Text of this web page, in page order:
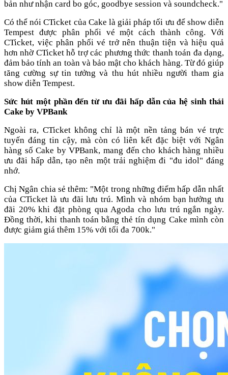
bản như nhận card bo góc, goodbye session và soundcheck."
Có thể nói CTicket của Cake là giải pháp tối ưu để show diễn
Tempest được phân phối vé một cách thành công. Với
CTicket, việc phân phối vé trở nên thuận tiện và hiệu quả
hơn nhờ CTicket hỗ trợ các phương thức thanh toán đa dạng,
đảm bảo tính an toàn và bảo mật cho khách hàng. Từ đó giúp
tăng cường sự tin tưởng và thu hút nhiều người tham gia
show diễn Tempest.
Sức hút một phần đến từ ưu đãi hấp dẫn của hệ sinh thái
Cake by VPBank
Ngoài ra, CTicket không chỉ là một nền tảng bán vé trực
tuyến đáng tin cậy, mà còn có liên kết đặc biệt với Ngân
hàng số Cake by VPBank, mang đến cho khách hàng nhiều
ưu đãi hấp dẫn, tạo nên một trải nghiệm đi "đu idol" đáng
nhớ.
Chị Ngân chia sẻ thêm: "Một trong những điểm hấp dẫn nhất
của CTicket là ưu đãi lưu trú. Mình và nhóm bạn hưởng ưu
đãi 20% khi đặt phòng qua Agoda cho lưu trú ngắn ngày.
Đồng thời, khi thanh toán bằng thẻ tín dụng Cake mình còn
được giảm giá thêm 15% với tối đa 700k."